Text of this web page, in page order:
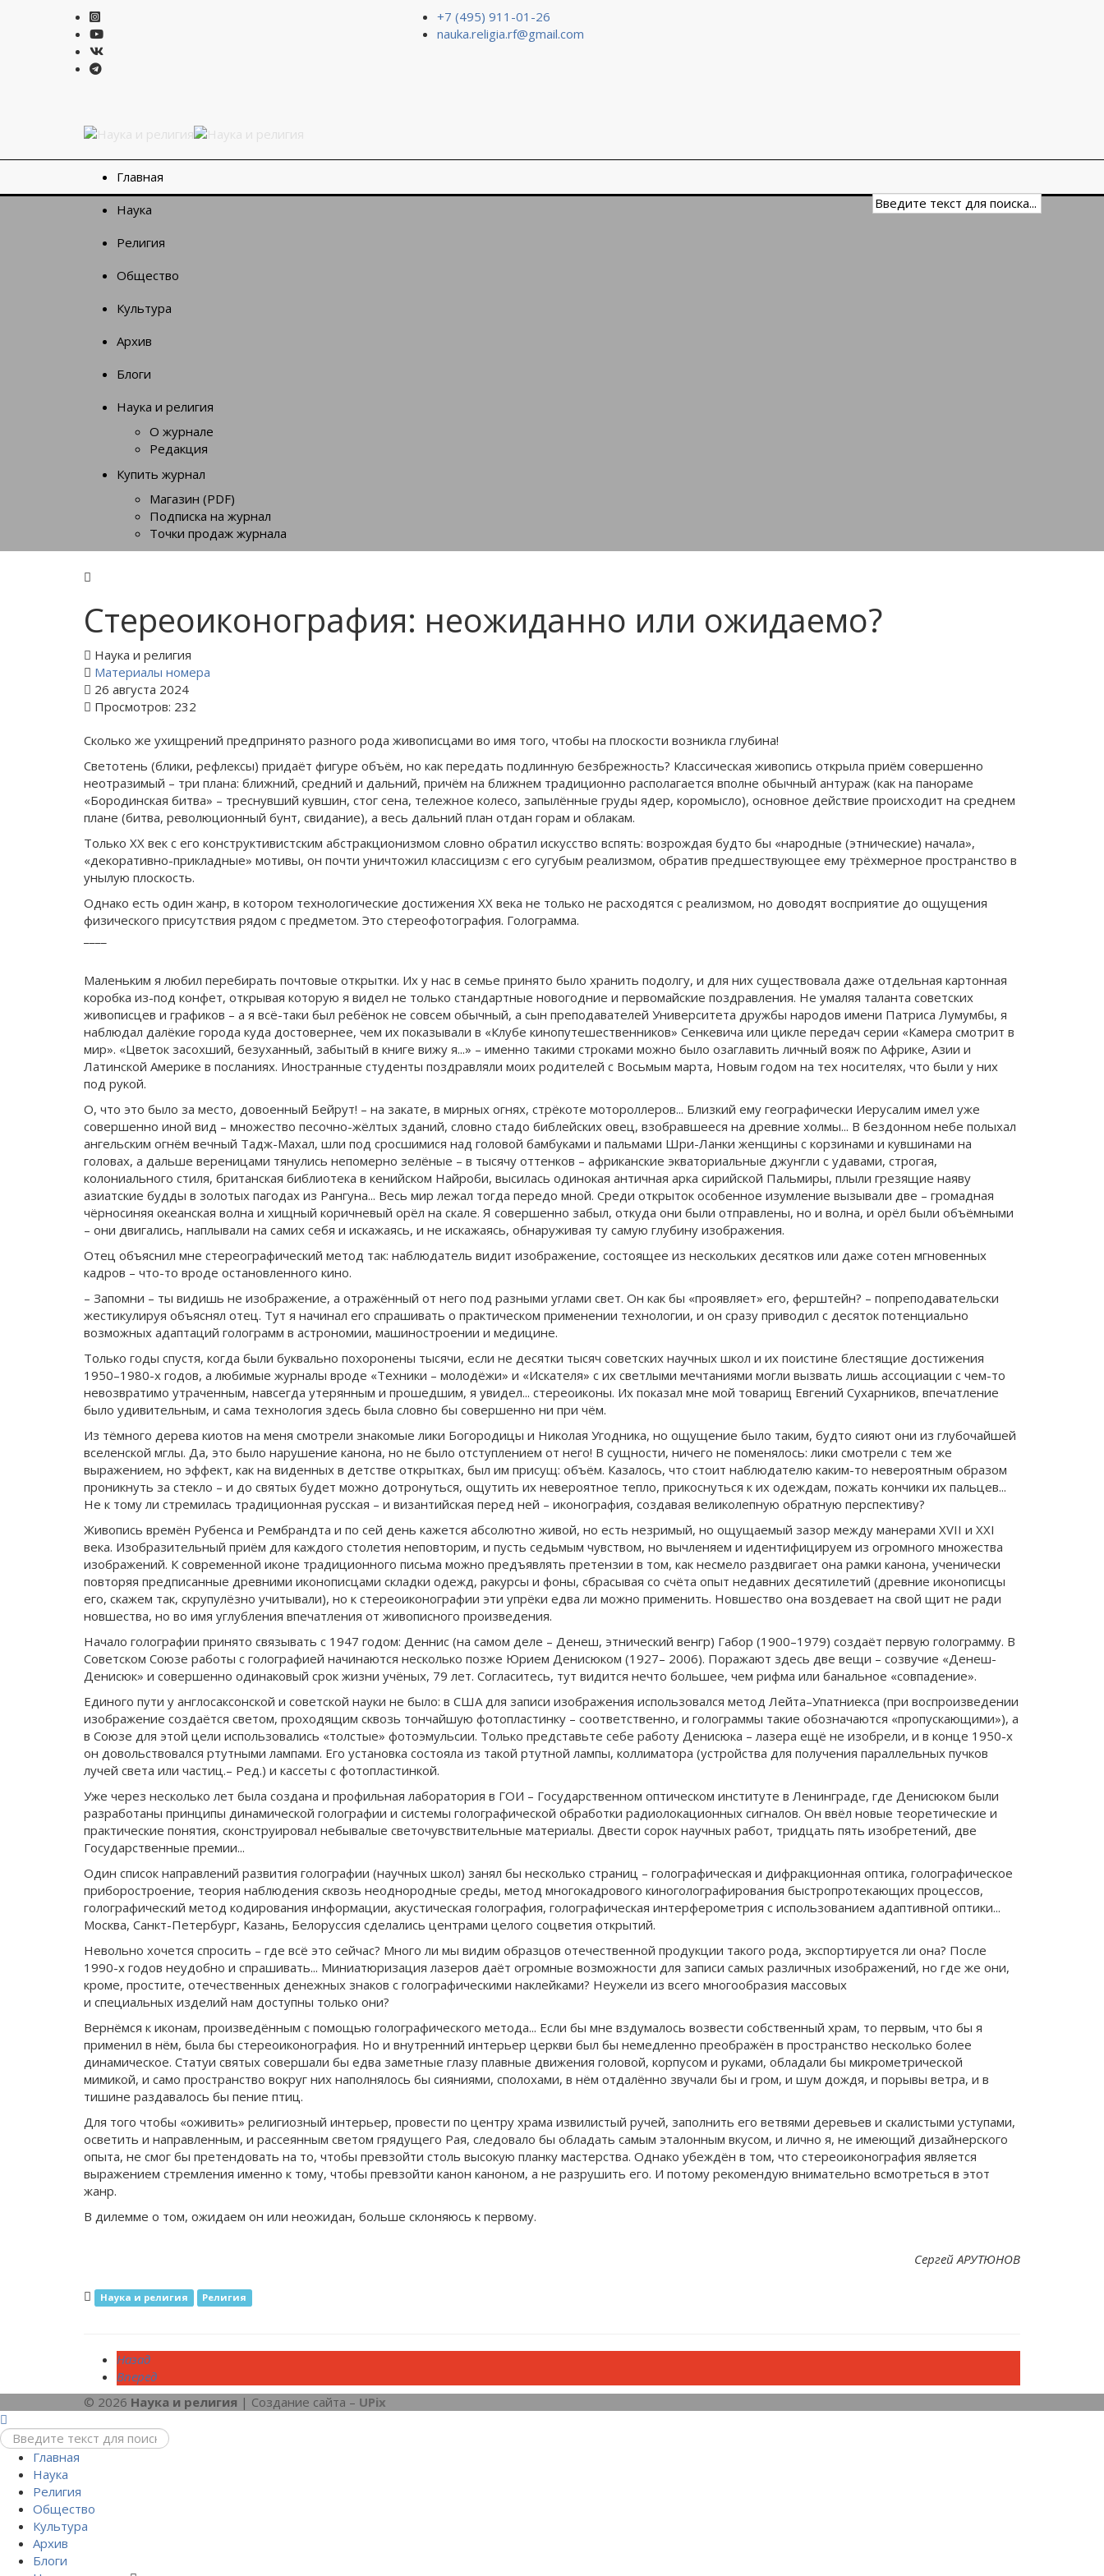
+7 (495) 911-01-26
nauka.religia.rf@gmail.com
Главная
Наука
Религия
Общество
Культура
Архив
Блоги
Наука и религия
О журнале
Редакция
Купить журнал
Магазин (PDF)
Подписка на журнал
Точки продаж журнала
Стереоиконография: неожиданно или ожидаемо?
Наука и религия
Материалы номера
26 августа 2024
Просмотров: 232
Сколько же ухищрений предпринято разного рода живописцами во имя того, чтобы на плоскости возникла глубина!
Светотень (блики, рефлексы) придаёт фигуре объём, но как передать подлинную безбрежность? Классическая живопись открыла приём совершенно
неотразимый – три плана: ближний, средний и дальний, причём на ближнем традиционно располагается вполне обычный антураж (как на панораме
«Бородинская битва» – треснувший кувшин, стог сена, тележное колесо, запылённые груды ядер, коромысло), основное действие происходит на среднем
плане (битва, революционный бунт, свидание), а весь дальний план отдан горам и облакам.
Только XX век с его конструктивистским абстракционизмом словно обратил искусство вспять: возрождая будто бы «народные (этнические) начала»,
«декоративно-прикладные» мотивы, он почти уничтожил классицизм с его сугубым реализмом, обратив предшествующее ему трёхмерное пространство в
унылую плоскость.
Однако есть один жанр, в котором технологические достижения XX века не только не расходятся с реализмом, но доводят восприятие до ощущения
физического присутствия рядом с предметом. Это стереофотография. Голограмма.
Маленьким я любил перебирать почтовые открытки. Их у нас в семье принято было хранить подолгу, и для них существовала даже отдельная картонная
коробка из-под конфет, открывая которую я видел не только стандартные новогодние и первомайские поздравления. Не умаляя таланта советских
живописцев и графиков – а я всё-таки был ребёнок не совсем обычный, а сын преподавателей Университета дружбы народов имени Патриса Лумумбы, я
наблюдал далёкие города куда достовернее, чем их показывали в «Клубе кинопутешественников» Сенкевича или цикле передач серии «Камера смотрит в
мир». «Цветок засохший, безуханный, забытый в книге вижу я...» – именно такими строками можно было озаглавить личный вояж по Африке, Азии и
Латинской Америке в посланиях. Иностранные студенты поздравляли моих родителей с Восьмым марта, Новым годом на тех носителях, что были у них
под рукой.
О, что это было за место, довоенный Бейрут! – на закате, в мирных огнях, стрёкоте мотороллеров... Близкий ему географически Иерусалим имел уже
совершенно иной вид – множество песочно-жёлтых зданий, словно стадо библейских овец, взобравшееся на древние холмы... В бездонном небе полыхал
ангельским огнём вечный Тадж-Махал, шли под сросшимися над головой бамбуками и пальмами Шри-Ланки женщины с корзинами и кувшинами на
головах, а дальше вереницами тянулись непомерно зелёные – в тысячу оттенков – африканские экваториальные джунгли с удавами, строгая,
колониального стиля, британская библиотека в кенийском Найроби, высилась одинокая античная арка сирийской Пальмиры, плыли грезящие наяву
азиатские будды в золотых пагодах из Рангуна... Весь мир лежал тогда передо мной. Среди открыток особенное изумление вызывали две – громадная
чёрносиняя океанская волна и хищный коричневый орёл на скале. Я совершенно забыл, откуда они были отправлены, но и волна, и орёл были объёмными
– они двигались, наплывали на самих себя и искажаясь, и не искажаясь, обнаруживая ту самую глубину изображения.
Отец объяснил мне стереографический метод так: наблюдатель видит изображение, состоящее из нескольких десятков или даже сотен мгновенных
кадров – что-то вроде остановленного кино.
– Запомни – ты видишь не изображение, а отражённый от него под разными углами свет. Он как бы «проявляет» его, ферштейн? – попреподавательски
жестикулируя объяснял отец. Тут я начинал его спрашивать о практическом применении технологии, и он сразу приводил с десяток потенциально
возможных адаптаций голограмм в астрономии, машиностроении и медицине.
Только годы спустя, когда были буквально похоронены тысячи, если не десятки тысяч советских научных школ и их поистине блестящие достижения
1950–1980-х годов, а любимые журналы вроде «Техники – молодёжи» и «Искателя» с их светлыми мечтаниями могли вызвать лишь ассоциации с чем-то
невозвратимо утраченным, навсегда утерянным и прошедшим, я увидел... стереоиконы. Их показал мне мой товарищ Евгений Сухарников, впечатление
было удивительным, и сама технология здесь была словно бы совершенно ни при чём.
Из тёмного дерева киотов на меня смотрели знакомые лики Богородицы и Николая Угодника, но ощущение было таким, будто сияют они из глубочайшей
вселенской мглы. Да, это было нарушение канона, но не было отступлением от него! В сущности, ничего не поменялось: лики смотрели с тем же
выражением, но эффект, как на виденных в детстве открытках, был им присущ: объём. Казалось, что стоит наблюдателю каким-то невероятным образом
проникнуть за стекло – и до святых будет можно дотронуться, ощутить их невероятное тепло, прикоснуться к их одеждам, пожать кончики их пальцев...
Не к тому ли стремилась традиционная русская – и византийская перед ней – иконография, создавая великолепную обратную перспективу?
Живопись времён Рубенса и Рембрандта и по сей день кажется абсолютно живой, но есть незримый, но ощущаемый зазор между манерами XVII и XXI
века. Изобразительный приём для каждого столетия неповторим, и пусть седьмым чувством, но вычленяем и идентифицируем из огромного множества
изображений. К современной иконе традиционного письма можно предъявлять претензии в том, как несмело раздвигает она рамки канона, ученически
повторяя предписанные древними иконописцами складки одежд, ракурсы и фоны, сбрасывая со счёта опыт недавних десятилетий (древние иконописцы
его, скажем так, скрупулёзно учитывали), но к стереоиконографии эти упрёки едва ли можно применить. Новшество она воздевает на свой щит не ради
новшества, но во имя углубления впечатления от живописного произведения.
Начало голографии принято связывать с 1947 годом: Деннис (на самом деле – Денеш, этнический венгр) Габор (1900–1979) создаёт первую голограмму. В
Советском Союзе работы с голографией начинаются несколько позже Юрием Денисюком (1927– 2006). Поражают здесь две вещи – созвучие «Денеш-
Денисюк» и совершенно одинаковый срок жизни учёных, 79 лет. Согласитесь, тут видится нечто большее, чем рифма или банальное «совпадение».
Единого пути у англосаксонской и советской науки не было: в США для записи изображения использовался метод Лейта–Упатниекса (при воспроизведении
изображение создаётся светом, проходящим сквозь тончайшую фотопластинку – соответственно, и голограммы такие обозначаются «пропускающими»), а
в Союзе для этой цели использовались «толстые» фотоэмульсии. Только представьте себе работу Денисюка – лазера ещё не изобрели, и в конце 1950-х
он довольствовался ртутными лампами. Его установка состояла из такой ртутной лампы, коллиматора (устройства для получения параллельных пучков
лучей света или частиц.– Ред.) и кассеты с фотопластинкой.
Уже через несколько лет была создана и профильная лаборатория в ГОИ – Государственном оптическом институте в Ленинграде, где Денисюком были
разработаны принципы динамической голографии и системы голографической обработки радиолокационных сигналов. Он ввёл новые теоретические и
практические понятия, сконструировал небывалые светочувствительные материалы. Двести сорок научных работ, тридцать пять изобретений, две
Государственные премии...
Один список направлений развития голографии (научных школ) занял бы несколько страниц – голографическая и дифракционная оптика, голографическое
приборостроение, теория наблюдения сквозь неоднородные среды, метод многокадрового киноголографирования быстропротекающих процессов,
голографический метод кодирования информации, акустическая голография, голографическая интерферометрия с использованием адаптивной оптики...
Москва, Санкт-Петербург, Казань, Белоруссия сделались центрами целого соцветия открытий.
Невольно хочется спросить – где всё это сейчас? Много ли мы видим образцов отечественной продукции такого рода, экспортируется ли она? После
1990-х годов неудобно и спрашивать... Миниатюризация лазеров даёт огромные возможности для записи самых различных изображений, но где же они,
кроме, простите, отечественных денежных знаков с голографическими наклейками? Неужели из всего многообразия массовых
и специальных изделий нам доступны только они?
Вернёмся к иконам, произведённым с помощью голографического метода... Если бы мне вздумалось возвести собственный храм, то первым, что бы я
применил в нём, была бы стереоиконография. Но и внутренний интерьер церкви был бы немедленно преображён в пространство несколько более
динамическое. Статуи святых совершали бы едва заметные глазу плавные движения головой, корпусом и руками, обладали бы микрометрической
мимикой, и само пространство вокруг них наполнялось бы сияниями, сполохами, в нём отдалённо звучали бы и гром, и шум дождя, и порывы ветра, и в
тишине раздавалось бы пение птиц.
Для того чтобы «оживить» религиозный интерьер, провести по центру храма извилистый ручей, заполнить его ветвями деревьев и скалистыми уступами,
осветить и направленным, и рассеянным светом грядущего Рая, следовало бы обладать самым эталонным вкусом, и лично я, не имеющий дизайнерского
опыта, не смог бы претендовать на то, чтобы превзойти столь высокую планку мастерства. Однако убеждён в том, что стереоиконография является
выражением стремления именно к тому, чтобы превзойти канон каноном, а не разрушить его. И потому рекомендую внимательно всмотреться в этот
жанр.
В дилемме о том, ожидаем он или неожидан, больше склоняюсь к первому.
Сергей АРУТЮНОВ
Наука и религия Религия
Назад
Вперед
© 2026 Наука и религия | Создание сайта – UPix
Главная
Наука
Религия
Общество
Культура
Архив
Блоги